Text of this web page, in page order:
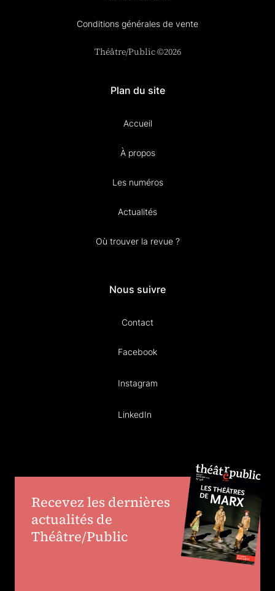
Conditions générales de vente
Théâtre/Public ©2026
Plan du site
Accueil
À propos
Les numéros
Actualités
Où trouver la revue ?
Nous suivre
Contact
Facebook
Instagram
LinkedIn
Recevez les dernières
actualités de
Théâtre/Public